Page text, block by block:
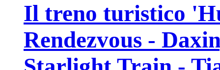
Il treno turistico
Rendezvous -